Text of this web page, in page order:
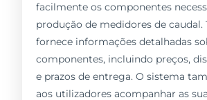
facilmente os componentes
produção de medidores de caudal.
fornece informações detalhadas
componentes, incluindo preços,
e prazos de entrega. O sistema
aos utilizadores acompanhar as